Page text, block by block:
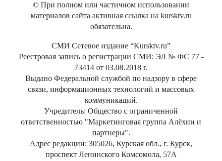
© При полном или частичном использовании
материалов сайта активная ссылка на kursktv.ru
обязательна.
СМИ Сетевое издание “Kursktv.ru”
Реестровая запись о регистрации СМИ: ЭЛ № ФС 77 -
73414 от 03.08.2018 г.
Выдано Федеральной службой по надзору в сфере
связи, информационных технологий и массовых
коммуникаций.
Учредитель: Общество с ограниченной
ответственностью "Маркетинговая группа Алёхин и
партнеры".
Адрес редакции: 305026, Курская обл., г. Курск,
проспект Ленинского Комсомола, 57А